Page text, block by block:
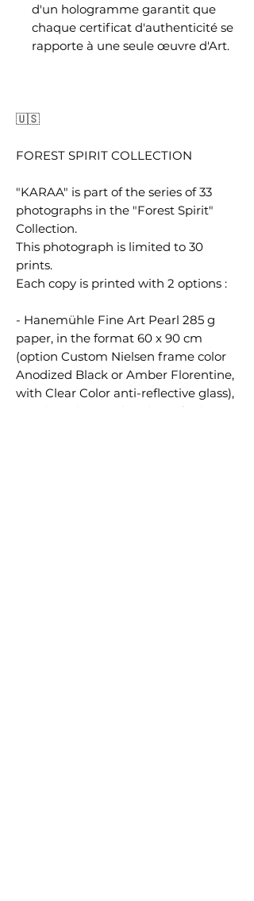
d'un hologramme garantit que
chaque certificat d'authenticité se
rapporte à une seule œuvre d'Art.
🇺🇸
FOREST SPIRIT COLLECTION
"KARAA" is part of the series of 33
photographs in the "Forest Spirit"
Collection.
This photograph is limited to 30
prints.
Each copy is printed with 2 options :
- Hanemühle Fine Art Pearl 285 g
paper, in the format 60 x 90 cm
(option Custom Nielsen frame color
Anodized Black or Amber Florentine,
with Clear Color anti-reflective glass),
numbered, signed and certified.